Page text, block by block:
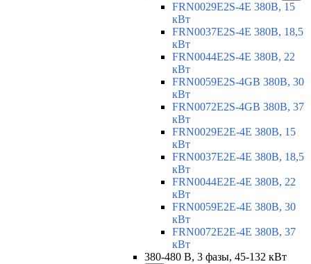
FRN0029E2S-4E 380В, 15
кВт
FRN0037E2S-4E 380В, 18,5
кВт
FRN0044E2S-4E 380В, 22
кВт
FRN0059E2S-4GB 380В, 30
кВт
FRN0072E2S-4GB 380В, 37
кВт
FRN0029E2E-4E 380В, 15
кВт
FRN0037E2E-4E 380В, 18,5
кВт
FRN0044E2E-4E 380В, 22
кВт
FRN0059E2E-4E 380В, 30
кВт
FRN0072E2E-4E 380В, 37
кВт
380-480 В, 3 фазы, 45-132 кВт